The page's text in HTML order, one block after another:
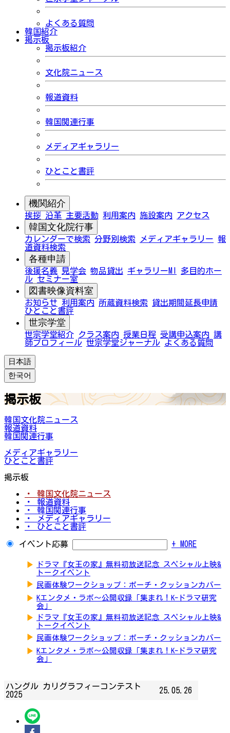
よくある質問
韓国紹介
掲示板
掲示板紹介
文化院ニュース
報道資料
韓国関連行事
メディアギャラリー
ひとこと書評
機関紹介
挨拶 沿革 主要活動 利用案内 施設案内 アクセス
韓国文化院行事
カレンダーで検索 分野別検索 メディアギャラリー 報
道資料検索
各種申請
後援名義 見学会 物品貸出 ギャラリーMI
多目的ホー
ル セミナー室
図書映像資料室
お知らせ 利用案内 所蔵資料検索
貸出期間延長申請
ひとこと書評
世宗学堂
世宗学堂紹介 クラス案内 授業日程 受講申込案内 講
師プロフィール 世宗学堂ジャーナル よくある質問
日本語
한국어
掲示板
韓国文化院ニュース
報道資料
韓国関連行事
メディアギャラリー
ひとこと書評
掲示板
・ 韓国文化院ニュース
・ 報道資料
・ 韓国関連行事
・ メディアギャラリー
・ ひとこと書評
イベント応募 + MORE
▶
ドラマ『女王の家』無料初放送記念 スペシャル上映&
トークイベント
▶ 民画体験ワークショップ：ポーチ・クッションカバー
▶ Kエンタメ・ラボ～公開収録「集まれ！K-ドラマ研究
会」
▶
ドラマ『女王の家』無料初放送記念 スペシャル上映&
トークイベント
▶ 民画体験ワークショップ：ポーチ・クッションカバー
▶ Kエンタメ・ラボ～公開収録「集まれ！K-ドラマ研究
会」
ハングル カリグラフィーコンテスト
2025
25.05.26